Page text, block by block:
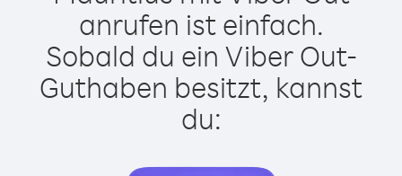
anrufen ist einfach.
Sobald du ein Viber Out-
Guthaben besitzt, kannst
du: